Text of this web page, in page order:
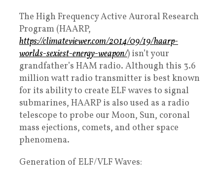
The High Frequency Active Auroral Research
Program (HAARP,
https://climateviewer.com/2014/09/19/haarp-
worlds-sexiest-energy-weapon/) isn’t your
grandfather’s HAM radio. Although this 3.6
million watt radio transmitter is best known
for its ability to create ELF waves to signal
submarines, HAARP is also used as a radio
telescope to probe our Moon, Sun, coronal
mass ejections, comets, and other space
phenomena.
Generation of ELF/VLF Waves: